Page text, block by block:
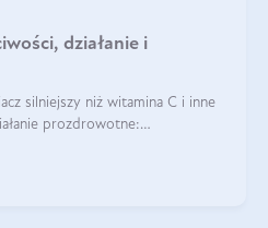
działanie i
silniejszy niż witamina C i inne
prozdrowotne: